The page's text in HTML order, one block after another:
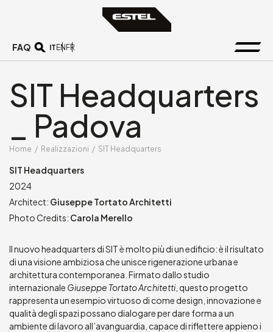
FAQ IT EN FR
SIT Headquarters
_ Padova
Home / Realizzazioni / SIT Headquarters
SIT Headquarters
2024
Architect: Giuseppe Tortato Architetti
Photo Credits: Carola Merello
Il nuovo headquarters di SIT è molto più di un edificio: è il risultato
di una visione ambiziosa che unisce rigenerazione urbana e
architettura contemporanea. Firmato dallo studio
internazionale Giuseppe Tortato Architetti , questo progetto
rappresenta un esempio virtuoso di come design, innovazione e
qualità degli spazi possano dialogare per dare forma a un
ambiente di lavoro all’avanguardia, capace di riflettere appieno i